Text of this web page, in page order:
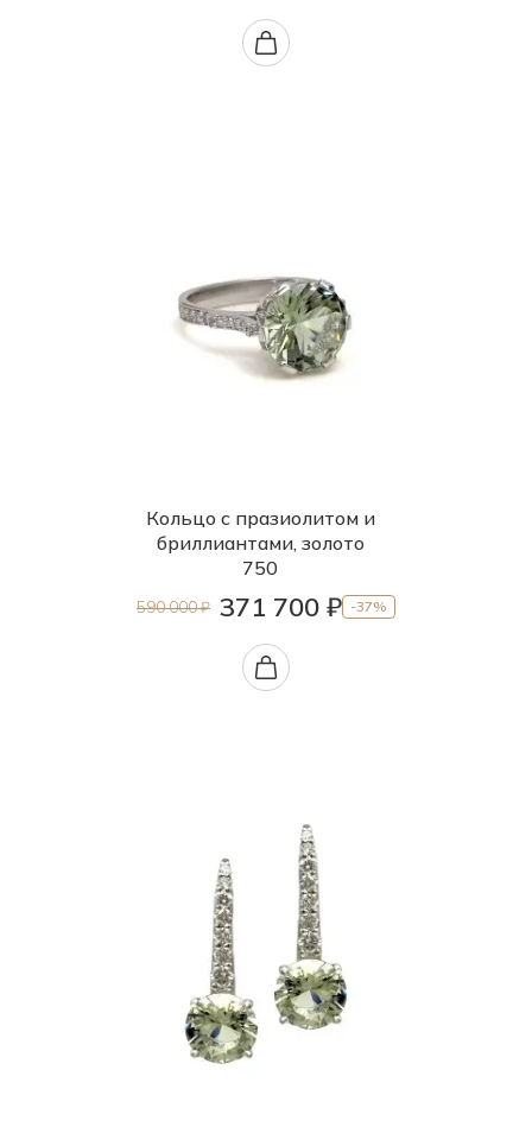
Кольцо с празиолитом и
бриллиантами, золото
750
590 000 ₽ 371 700 ₽ -37%